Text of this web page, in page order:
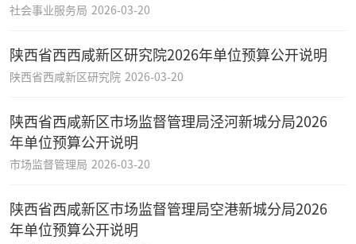
社会事业服务局 2026-03-20
陕西省西西咸新区研究院2026年单位预算公开说明
陕西省西咸新区研究院 2026-03-20
陕西省西咸新区市场监督管理局泾河新城分局2026
年单位预算公开说明
市场监督管理局 2026-03-20
陕西省西咸新区市场监督管理局空港新城分局2026
年单位预算公开说明